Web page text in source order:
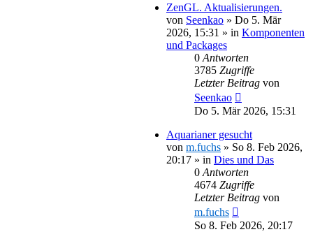
ZenGL. Aktualisierungen.
von Seenkao » Do 5. Mär
2026, 15:31 » in Komponenten
und Packages
0 Antworten
3785 Zugriffe
Letzter Beitrag von
Seenkao
Do 5. Mär 2026, 15:31
Aquarianer gesucht
von m.fuchs » So 8. Feb 2026,
20:17 » in Dies und Das
0 Antworten
4674 Zugriffe
Letzter Beitrag von
m.fuchs
So 8. Feb 2026, 20:17